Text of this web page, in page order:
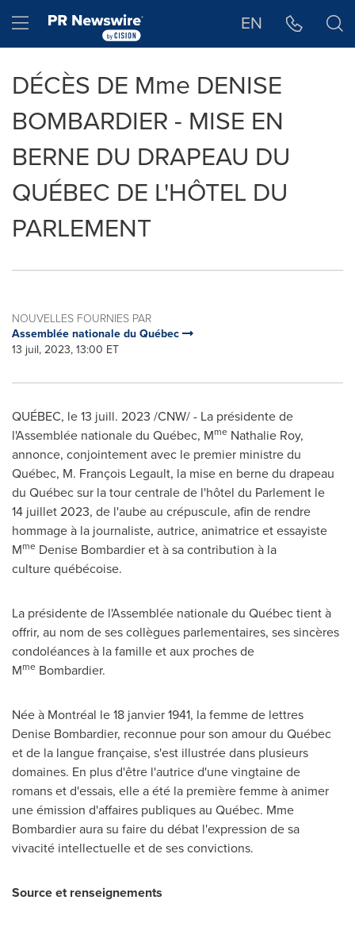
Hamburger menu EN
DÉCÈS DE Mme DENISE
BOMBARDIER - MISE EN
BERNE DU DRAPEAU DU
QUÉBEC DE L'HÔTEL DU
PARLEMENT
NOUVELLES FOURNIES PAR
Assemblée nationale du Québec
13 juil, 2023, 13:00 ET
QUÉBEC, le 13 juill. 2023 /CNW/ - La présidente de
l'Assemblée nationale du Québec, Mme Nathalie Roy,
annonce, conjointement avec le premier ministre du
Québec, M. François Legault, la mise en berne du drapeau
du Québec sur la tour centrale de l'hôtel du Parlement le
14 juillet 2023, de l'aube au crépuscule, afin de rendre
hommage à la journaliste, autrice, animatrice et essayiste
Mme Denise Bombardier et à sa contribution à la
culture québécoise.
La présidente de l'Assemblée nationale du Québec tient à
offrir, au nom de ses collègues parlementaires, ses sincères
condoléances à la famille et aux proches de
Mme Bombardier.
Née à Montréal le 18 janvier 1941, la femme de lettres
Denise Bombardier, reconnue pour son amour du Québec
et de la langue française, s'est illustrée dans plusieurs
domaines. En plus d'être l'autrice d'une vingtaine de
romans et d'essais, elle a été la première femme à animer
une émission d'affaires publiques au Québec. Mme
Bombardieraura su faire du débat l'expression de sa
vivacité intellectuelle et de ses convictions.
Source et renseignements